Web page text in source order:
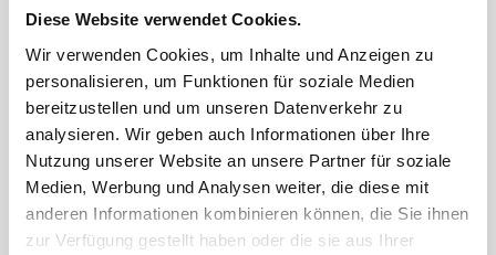
Diese Website verwendet Cookies.
Wir verwenden Cookies, um Inhalte und Anzeigen zu
personalisieren, um Funktionen für soziale Medien
bereitzustellen und um unseren Datenverkehr zu
analysieren. Wir geben auch Informationen über Ihre
Nutzung unserer Website an unsere Partner für soziale
Medien, Werbung und Analysen weiter, die diese mit
anderen Informationen kombinieren können, die Sie ihnen
zur Verfügung gestellt haben oder die sie aus Ihrer